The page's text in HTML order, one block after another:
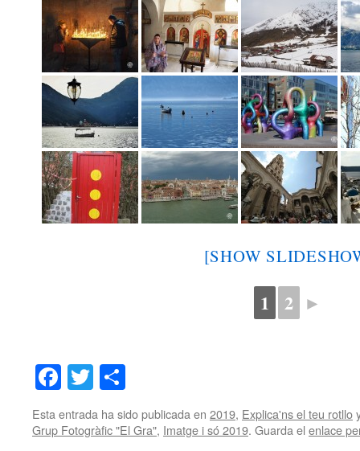
[SHOW
1 2 ►
Facebook
Twitter
Esta entrada ha sido publicada en 2019, Explica'ns el teu rotllo
Grup Fotogràfic "El Gra", Imatge i só 2019. Guarda el enlace